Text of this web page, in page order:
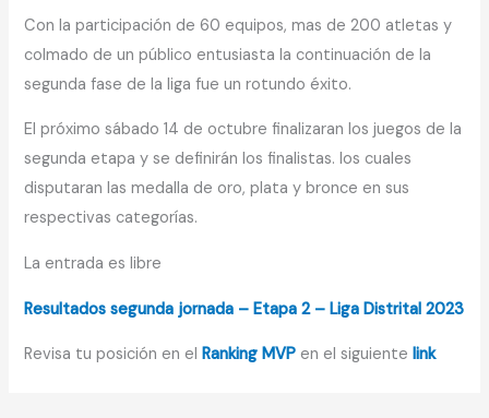
Con la participación de 60 equipos, mas de 200 atletas y
colmado de un público entusiasta la continuación de la
segunda fase de la liga fue un rotundo éxito.
El próximo sábado 14 de octubre finalizaran los juegos de la
segunda etapa y se definirán los finalistas. los cuales
disputaran las medalla de oro, plata y bronce en sus
respectivas categorías.
La entrada es libre
Resultados segunda jornada – Etapa 2 – Liga Distrital 2023
Revisa tu posición en elRanking MVP en el siguientelink